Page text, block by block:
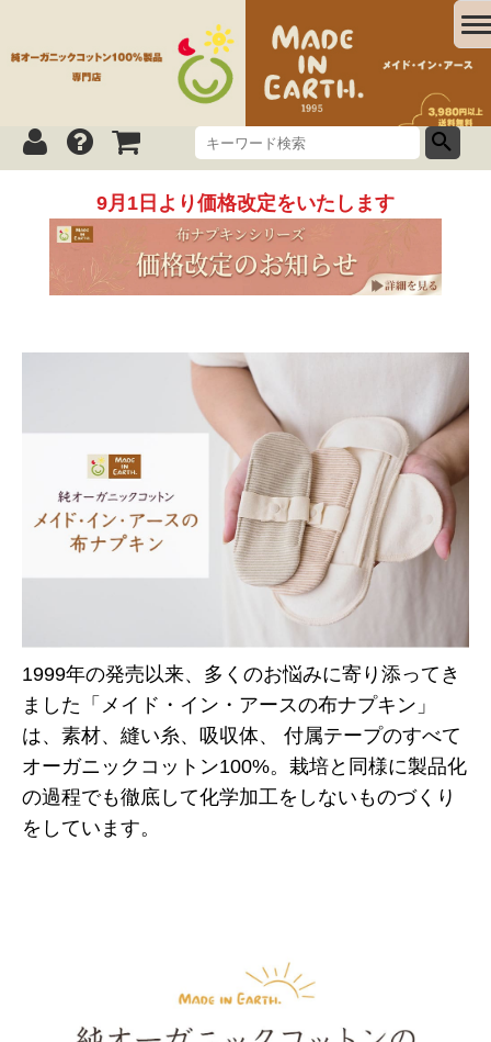
9月1日より価格改定をいたします
1999年の発売以来、多くのお悩みに寄り添ってき
ました「メイド・イン・アースの布ナプキン」
は、素材、縫い糸、吸収体、 付属テープのすべて
オーガニックコットン100%。栽培と同様に製品化
の過程でも徹底して化学加工をしないものづくり
をしています。